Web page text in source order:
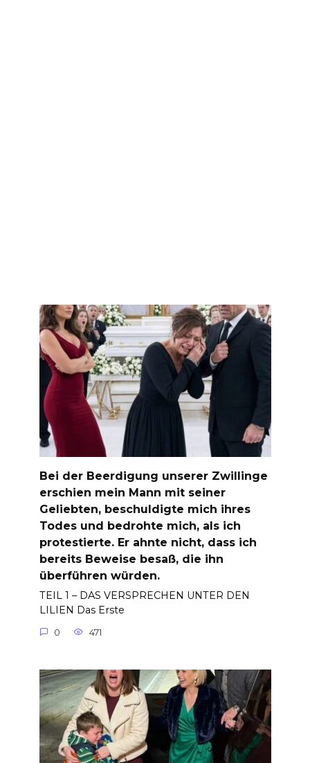
Bei der Beerdigung unserer Zwillinge
erschien mein Mann mit seiner
Geliebten, beschuldigte mich ihres
Todes und bedrohte mich, als ich
protestierte. Er ahnte nicht, dass ich
bereits Beweise besaß, die ihn
überführen würden.
TEIL 1 – DAS VERSPRECHEN UNTER DEN
LILIEN Das Erste
0 471